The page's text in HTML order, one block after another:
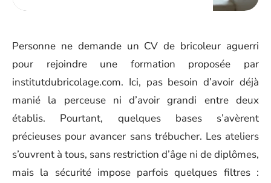
Personne ne demande un CV de bricoleur aguerri
pour rejoindre une formation proposée par
institutdubricolage.com. Ici, pas besoin d’avoir déjà
manié la perceuse ni d’avoir grandi entre deux
établis. Pourtant, quelques bases s’avèrent
précieuses pour avancer sans trébucher. Les ateliers
s’ouvrent à tous, sans restriction d’âge ni de diplômes,
mais la sécurité impose parfois quelques filtres :